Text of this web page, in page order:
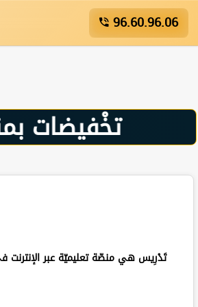
96.60.96.06
🎁 تخْفيضات بمناسبة العوْدة
تَدْرِيس هي منصّة تعليميّة عبر